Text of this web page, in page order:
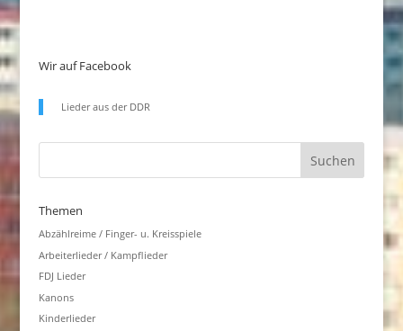
Wir auf Facebook
Lieder aus der DDR
Themen
Abzählreime / Finger- u. Kreisspiele
Arbeiterlieder / Kampflieder
FDJ Lieder
Kanons
Kinderlieder